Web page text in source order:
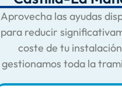
Aprovecha las ayudas
para reducir
coste de tu
gestionamos toda la